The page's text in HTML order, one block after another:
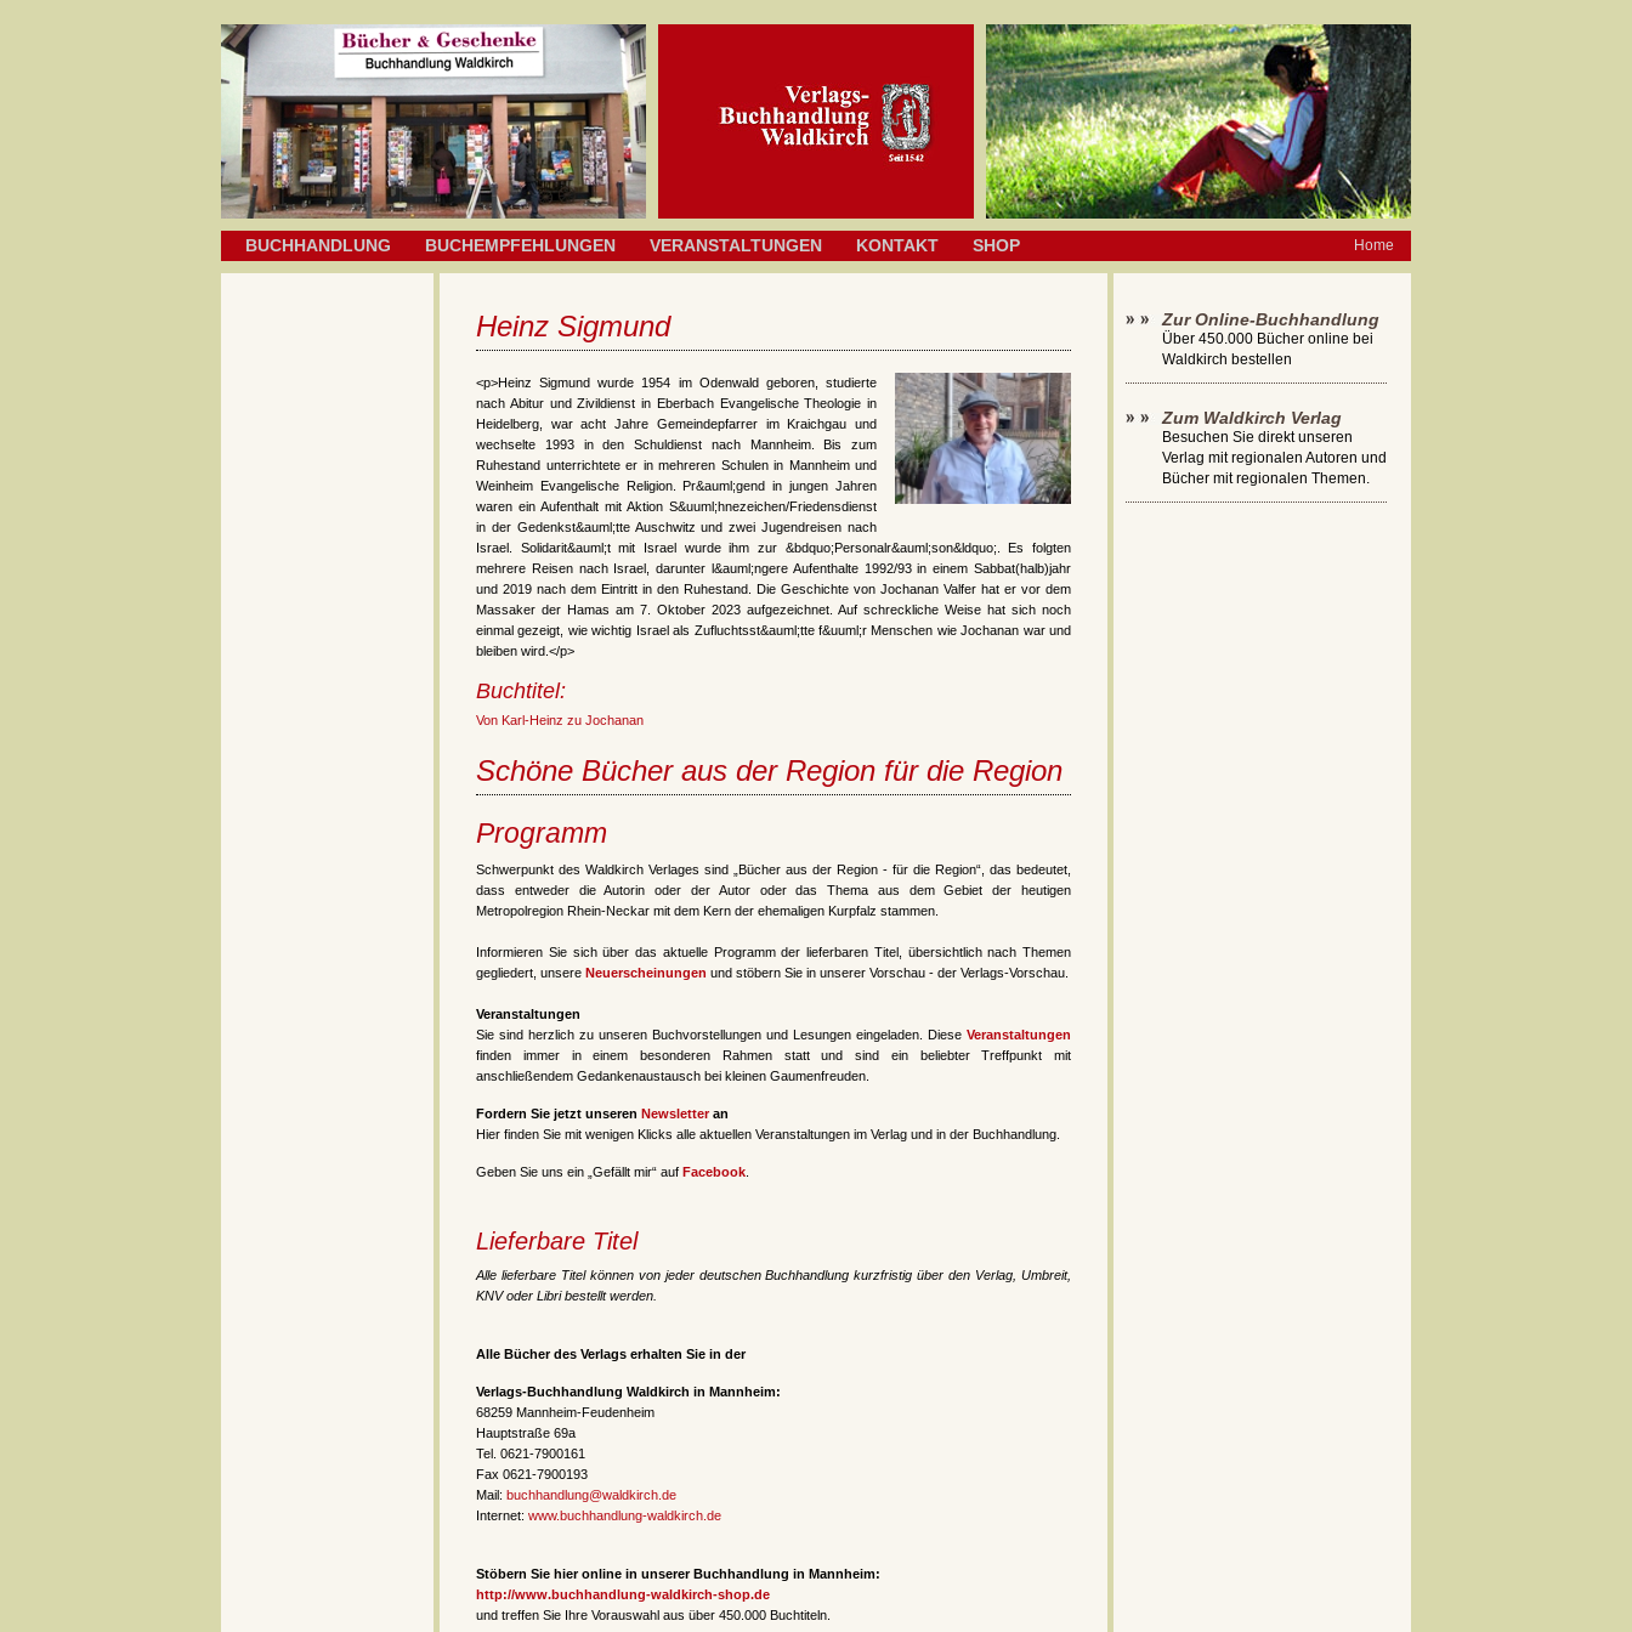
BUCHHANDLUNG BUCHEMPFEHLUNGEN VERANSTALTUNGEN KONTAKT SHOP Home
Heinz Sigmund
<p>Heinz Sigmund wurde 1954 im Odenwald geboren, studierte
nach Abitur und Zivildienst in Eberbach Evangelische Theologie in
Heidelberg, war acht Jahre Gemeindepfarrer im Kraichgau und
wechselte 1993 in den Schuldienst nach Mannheim. Bis zum
Ruhestand unterrichtete er in mehreren Schulen in Mannheim und
Weinheim Evangelische Religion. Pr&auml;gend in jungen Jahren
waren ein Aufenthalt mit Aktion S&uuml;hnezeichen/Friedensdienst
in der Gedenkst&auml;tte Auschwitz und zwei Jugendreisen nach
Israel. Solidarit&auml;t mit Israel wurde ihm zur &bdquo;Personalr&auml;son&ldquo;. Es folgten
mehrere Reisen nach Israel, darunter l&auml;ngere Aufenthalte 1992/93 in einem Sabbat(halb)jahr
und 2019 nach dem Eintritt in den Ruhestand. Die Geschichte von Jochanan Valfer hat er vor dem
Massaker der Hamas am 7. Oktober 2023 aufgezeichnet. Auf schreckliche Weise hat sich noch
einmal gezeigt, wie wichtig Israel als Zufluchtsst&auml;tte f&uuml;r Menschen wie Jochanan war und
bleiben wird.</p>
Buchtitel:
Von Karl-Heinz zu Jochanan
Schöne Bücher aus der Region für die Region
Programm
Schwerpunkt des Waldkirch Verlages sind „Bücher aus der Region - für die Region“, das bedeutet,
dass entweder die Autorin oder der Autor oder das Thema aus dem Gebiet der heutigen
Metropolregion Rhein-Neckar mit dem Kern der ehemaligen Kurpfalz stammen.
Informieren Sie sich über das aktuelle Programm der lieferbaren Titel, übersichtlich nach Themen
gegliedert, unsere Neuerscheinungen und stöbern Sie in unserer Vorschau - der Verlags-Vorschau.
Veranstaltungen
Sie sind herzlich zu unseren Buchvorstellungen und Lesungen eingeladen. Diese Veranstaltungen
finden immer in einem besonderen Rahmen statt und sind ein beliebter Treffpunkt mit
anschließendem Gedankenaustausch bei kleinen Gaumenfreuden.
Fordern Sie jetzt unseren Newsletteran
Hier finden Sie mit wenigen Klicks alle aktuellen Veranstaltungen im Verlag und in der Buchhandlung.
Geben Sie uns ein „Gefällt mir“ auf Facebook
Lieferbare Titel
Alle lieferbare Titel können von jeder deutschen Buchhandlung kurzfristig über den Verlag, Umbreit,
KNV oder Libri bestellt werden.
Alle Bücher des Verlags erhalten Sie in der
Verlags-Buchhandlung Waldkirch in Mannheim:
68259 Mannheim-Feudenheim
Hauptstraße 69a
Tel. 0621-7900161
Fax 0621-7900193
Mail: buchhandlung@waldkirch.de
Internet: www.buchhandlung-waldkirch.de
Stöbern Sie hier online in unserer Buchhandlung in Mannheim:
http://www.buchhandlung-waldkirch-shop.de
und treffen Sie Ihre Vorauswahl aus über 450.000 Buchtiteln.
Zur Online-Buchhandlung
Über 450.000 Bücher online bei
Waldkirch bestellen
Zum Waldkirch Verlag
Besuchen Sie direkt unseren
Verlag mit regionalen Autoren und
Bücher mit regionalen Themen.